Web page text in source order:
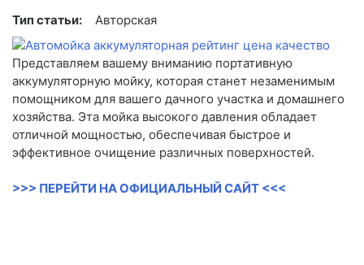
Тип статьи: Авторская
Представляем вашему вниманию портативную
аккумуляторную мойку, которая станет незаменимым
помощником для вашего дачного участка и домашнего
хозяйства. Эта мойка высокого давления обладает
отличной мощностью, обеспечивая быстрое и
эффективное очищение различных поверхностей.
>>> ПЕРЕЙТИ НА ОФИЦИАЛЬНЫЙ САЙТ <<<